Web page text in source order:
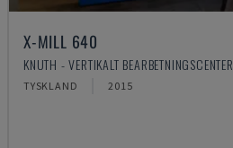
X-MILL 640
KNUTH - VERTIKALT BEARBETNINGSCENTER
TYSKLAND 2015